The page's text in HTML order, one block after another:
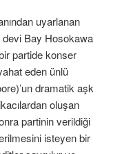
uyarlanan
Bay Hosokawa
partide konser
eden ünlü
dramatik aşk
oluşan
partinin verildiği
isteyen bir